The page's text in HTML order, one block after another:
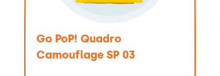
Go PoP! Quadro
Camouflage SP 03